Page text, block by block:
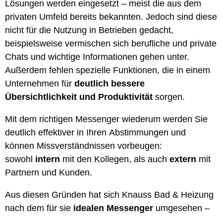
Lösungen werden eingesetzt – meist die aus dem
privaten Umfeld bereits bekannten. Jedoch sind diese
nicht für die Nutzung in Betrieben gedacht,
beispielsweise vermischen sich berufliche und private
Chats und wichtige Informationen gehen unter.
Außerdem fehlen spezielle Funktionen, die in einem
Unternehmen für deutlich bessere
Übersichtlichkeit und Produktivität sorgen.
Mit dem richtigen Messenger wiederum werden Sie
deutlich effektiver in Ihren Abstimmungen und
können Missverständnissen vorbeugen:
sowohl intern mit den Kollegen, als auch extern mit
Partnern und Kunden.
Aus diesen Gründen hat sich Knauss Bad & Heizung
nach dem für sie idealen Messenger umgesehen –